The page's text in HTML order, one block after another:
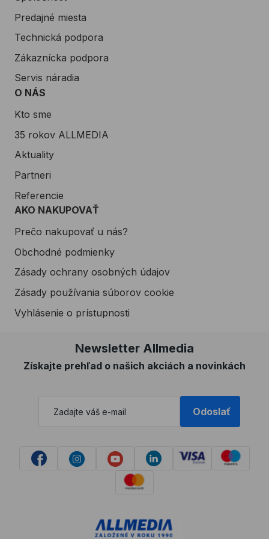
Predajné miesta
Technická podpora
Zákaznícka podpora
Servis náradia
O NÁS
Kto sme
35 rokov ALLMEDIA
Aktuality
Partneri
Referencie
AKO NAKUPOVAŤ
Prečo nakupovať u nás?
Obchodné podmienky
Zásady ochrany osobných údajov
Zásady používania súborov cookie
Vyhlásenie o prístupnosti
Newsletter Allmedia
Získajte prehľad o našich akciách a novinkách
Odoslať